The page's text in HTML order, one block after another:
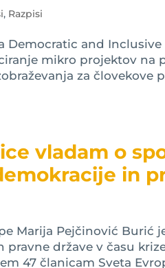
, Razpisi
Democratic and
mikro projektov na
za človekove
vladam o
in
Marija Pejčinović Burić
države v času
47 članicam Sveta